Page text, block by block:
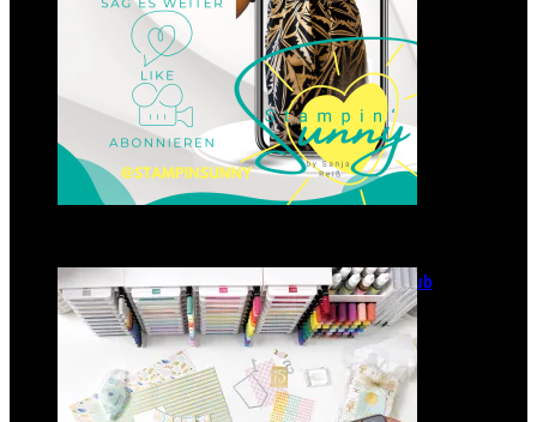
GANZ NEU: Scrapbooking Club
2025
21. Januar 2025